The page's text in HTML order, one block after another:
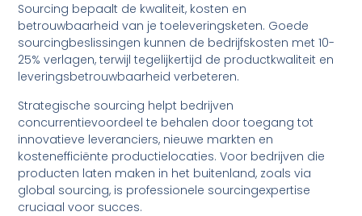
Sourcing bepaalt de kwaliteit, kosten en
betrouwbaarheid van je toeleveringsketen. Goede
sourcingbeslissingen kunnen de bedrijfskosten met 10-
25% verlagen, terwijl tegelijkertijd de productkwaliteit en
leveringsbetrouwbaarheid verbeteren.
Strategische sourcing helpt bedrijven
concurrentievoordeel te behalen door toegang tot
innovatieve leveranciers, nieuwe markten en
kostenefficiënte productielocaties. Voor bedrijven die
producten laten maken in het buitenland, zoals via
global sourcing, is professionele sourcingexpertise
cruciaal voor succes.